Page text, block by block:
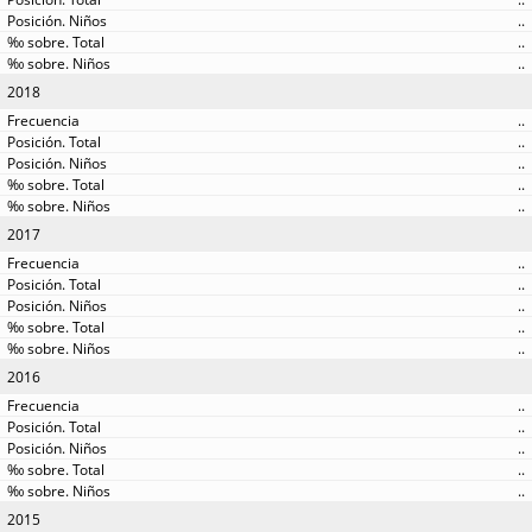
..
..
..
2018
..
..
..
..
..
2017
..
..
..
..
..
2016
..
..
..
..
..
2015